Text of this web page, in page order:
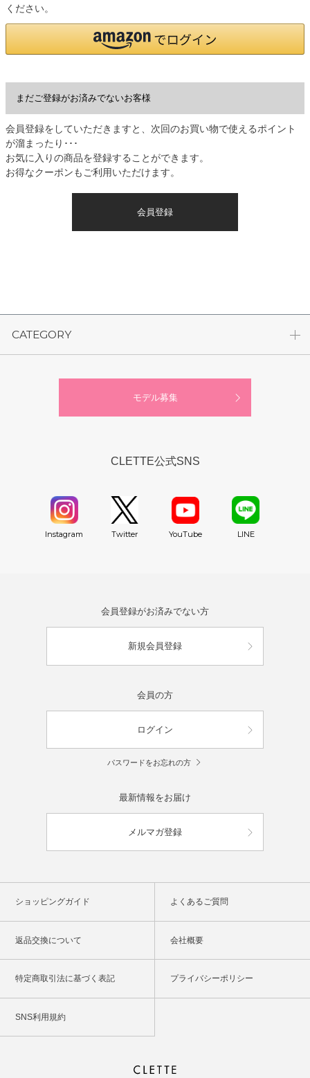
ください。
まだご登録がお済みでないお客様
会員登録をしていただきますと、次回のお買い物で使えるポイント
が溜まったり･･･
お気に入りの商品を登録することができます。
お得なクーポンもご利用いただけます。
会員登録
CATEGORY
モデル募集
CLETTE公式SNS
Instagram Twitter YouTube LINE
会員登録がお済みでない方
新規会員登録
会員の方
ログイン
パスワードをお忘れの方
最新情報をお届け
メルマガ登録
ショッピングガイド よくあるご質問
返品交換について 会社概要
特定商取引法に基づく表記 プライバシーポリシー
SNS利用規約